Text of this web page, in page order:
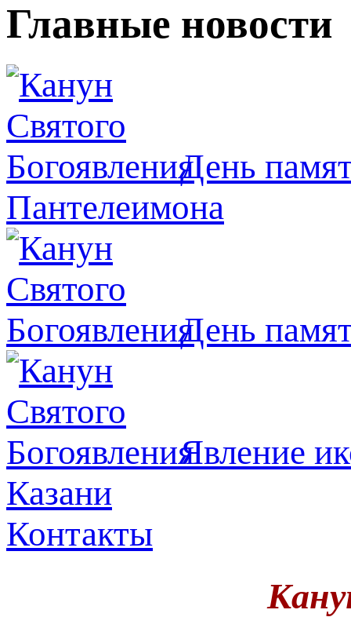
Главные новости
День
Пантелеимона
День
Явлeние
Казани
Контакты